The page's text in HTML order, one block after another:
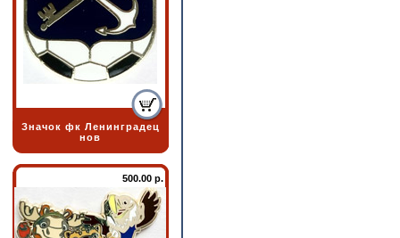
Значок фк Ленинградец
нов
500.00 р.